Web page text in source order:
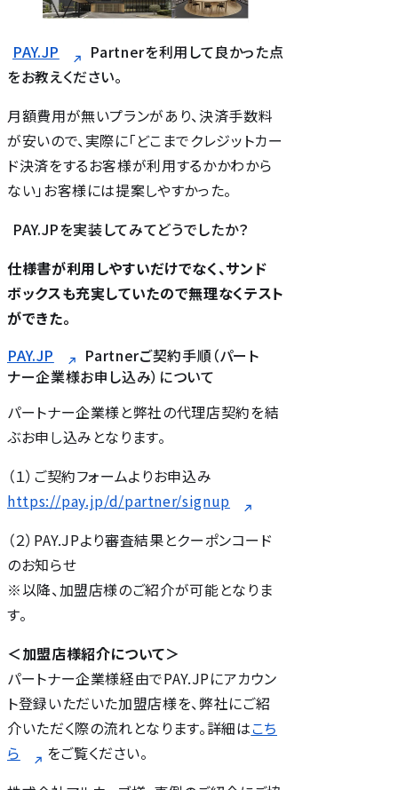
PAY.JP
Partnerを利用して良かった点
をお教えください。
月額費用が無いプランがあり、決済手数料
が安いので、実際に「どこまでクレジットカー
ド決済をするお客様が利用するかかわから
ない」お客様には提案しやすかった。
PAY.JPを実装してみてどうでしたか？
仕様書が利用しやすいだけでなく、サンド
ボックスも充実していたので無理なくテスト
ができた。
PAY.JP
Partnerご契約手順（パート
ナー企業様お申し込み）について
パートナー企業様と弊社の代理店契約を結
ぶお申し込みとなります。
（１）ご契約フォームよりお申込み
https://pay.jp/d/partner/signup
（２）PAY.JPより審査結果とクーポンコード
のお知らせ
※以降、加盟店様のご紹介が可能となりま
す。
＜加盟店様紹介について＞
パートナー企業様経由でPAY.JPにアカウン
ト登録いただいた加盟店様を、弊社にご紹
介いただく際の流れとなります。詳細はこち
ら
をご覧ください。